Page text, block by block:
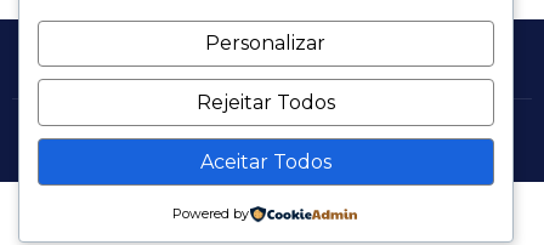
Copyright 2017 - 2026 / Todos os direitos reservados.
Personalizar
Rejeitar Todos
Aceitar Todos
Powered by